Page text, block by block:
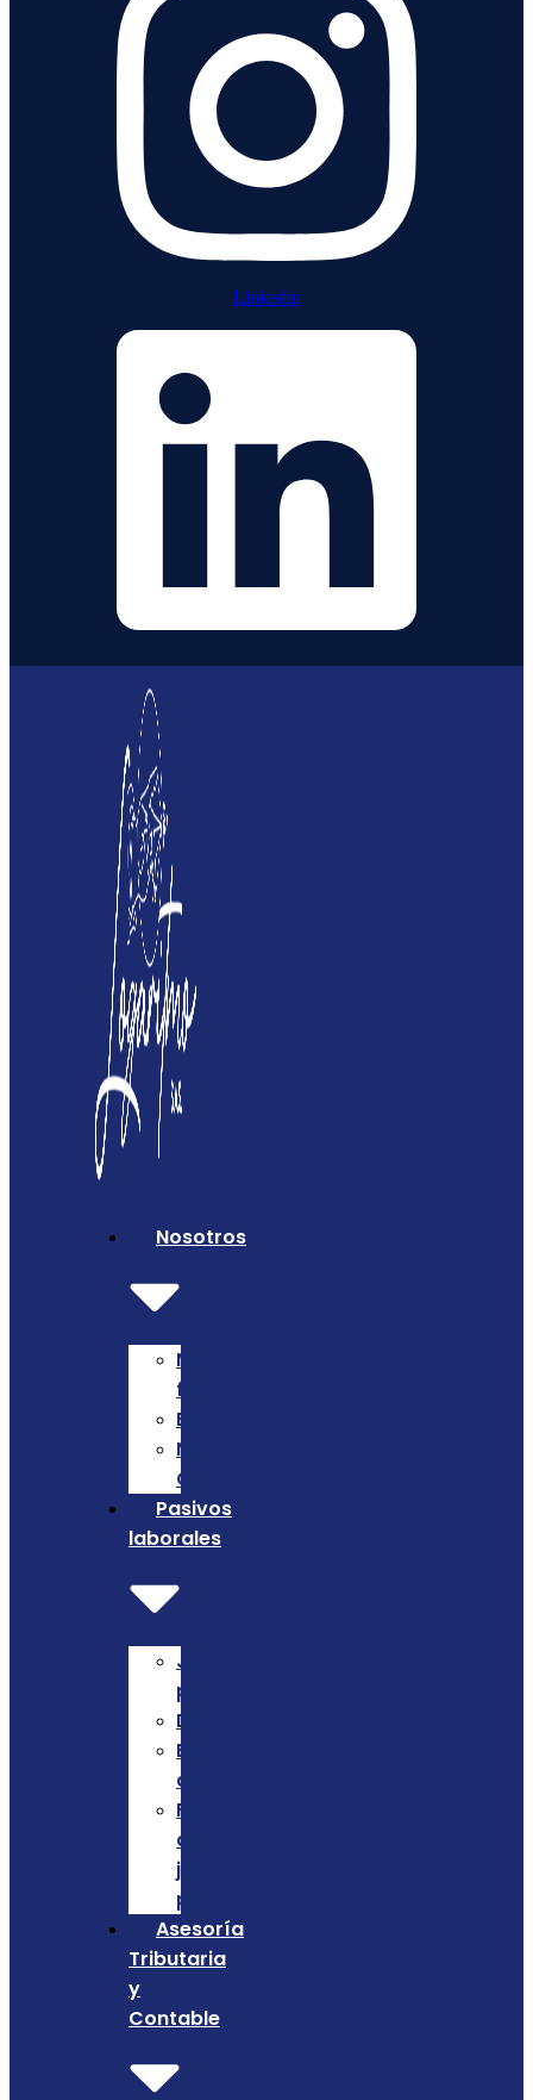
Linkedin
Nosotros
Nuestra
firma
Equipo
Nuestros
Clientes
Pasivos
laborales
Jubilación
patronal
Desahucio
Beneficios
adicionales
Finiquitos
de
jubilación
patronal
Asesoría
Tributaria
y
Contable